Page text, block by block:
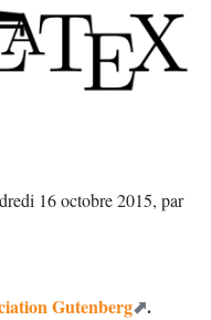
16 octobre 2015, par
Gutenberg .